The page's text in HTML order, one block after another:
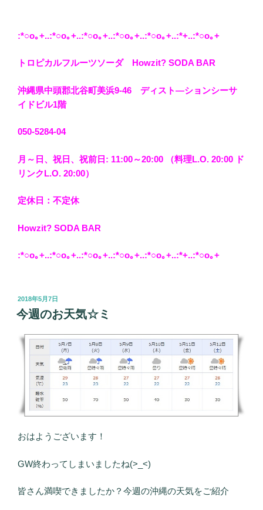
:*○o｡+..:*○o｡+..:*○o｡+..:*○o｡+..:*○o｡+..:*+..:*○o｡+
トロピカルフルーツソーダ Howzit? SODA BAR
沖縄県中頭郡北谷町美浜9-46 ディスト―ションシーサ
イドビル1階
050-5284-04
月～日、祝日、祝前日: 11:00～20:00 （料理L.O. 20:00 ド
リンクL.O. 20:00）
定休日：不定休
Howzit? SODA BAR
:*○o｡+..:*○o｡+..:*○o｡+..:*○o｡+..:*○o｡+..:*+..:*○o｡+
投
稿
日:
2018年5月7日
今週のお天気☆ミ
おはようございます！
GW終わってしまいましたね(>_<)
皆さん満喫できましたか？今週の沖縄の天気をご紹介